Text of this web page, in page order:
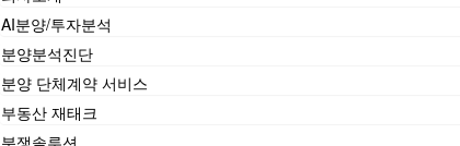
AI분양/투자분석
분양분석진단
분양 단체계약 서비스
부동산 재태크
분쟁솔루션